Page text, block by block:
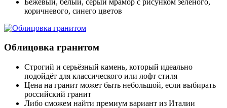
коричневого, синего цветов
Облицовка гранитом
Строгий и серьёзный камень, который идеально
подойдёт для классического или лофт стиля
Цена на гранит может быть небольшой, если выбирать
российский гранит
Либо сможем найти премиум вариант из Италии